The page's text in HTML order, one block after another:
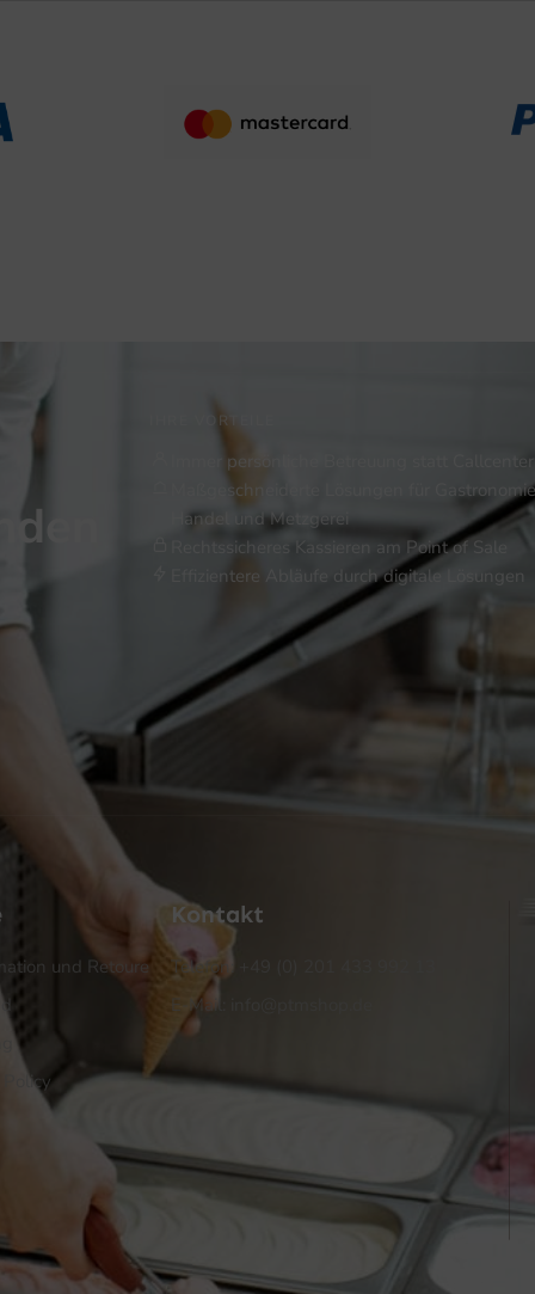
IHRE VORTEILE
Immer persönliche Betreuung statt Callcenter
Maßgeschneiderte Lösungen für
Handel und Metzgerei
Rechtssicheres Kassieren am Point of Sale
Effizientere Abläufe durch digitale Lösungen
und Retoure
Policy
Kontakt
Telefon: +49 (0) 201 433 992 13
E-Mail: info@ptmshop.de